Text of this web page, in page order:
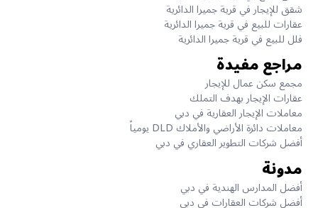
شقق للإيجار في قرية جميرا الدائرية
عقارات للبيع في قرية جميرا الدائرية
فلل للبيع في قرية جميرا الدائرية
مراجع مفيدة
مجمع سكن عمال للإيجار
عقارات الإيجار بهدف التملك
معاملات الإيجار العقارية في دبي
معاملات دائرة الأراضي والأملاك DLD يومياً
أفضل شركات التطوير العقاري في دبي
مدونة
أفضل المدارس الهندية في دبي
أفضل شركات العقارات في دبي